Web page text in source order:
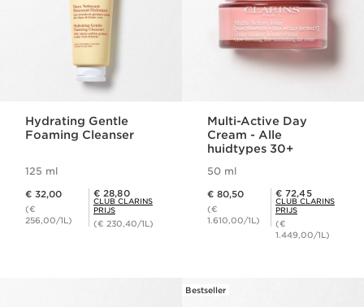
Hydrating Gentle
Foaming Cleanser
125 ml
€ 32,00
(€
256,00/1L)
Club Clarins Prijs € 28,80
€ 28,80
CLUB CLARINS
PRIJS
(€ 230,40/1L)
Multi-Active Day
Cream - Alle
huidtypes 30+
50 ml
€ 80,50
(€
1.610,00/1L)
Club Clarins Prijs € 72,45
€ 72,45
CLUB CLARINS
PRIJS
(€
1.449,00/1L)
Bestseller